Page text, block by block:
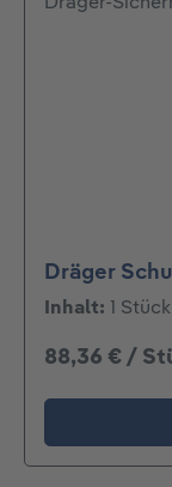
Dräger
Inhalt: 1 Stück
88,36 € /